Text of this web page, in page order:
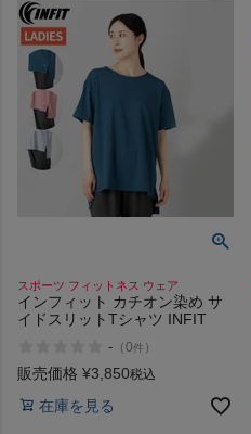
スポーツ フィットネス ウェア
インフィット カチオン染め サ
イドスリットTシャツ INFIT
- （0件 ）
販売価格 ¥3,850税込
在庫を見る